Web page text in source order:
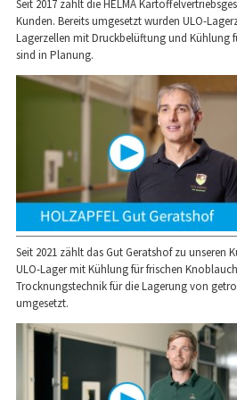
Seit 2017 zählt die HELMA
Kunden. Bereits umgesetzt wurden ULO-
Lagerzellen mit Druckbelüftung und Kühlung
sind in Planung.
Seit 2021 zählt das Gut Geratshof zu unseren
ULO-Lager mit Kühlung für frischen
Trocknungstechnik für die Lagerung von
umgesetzt.